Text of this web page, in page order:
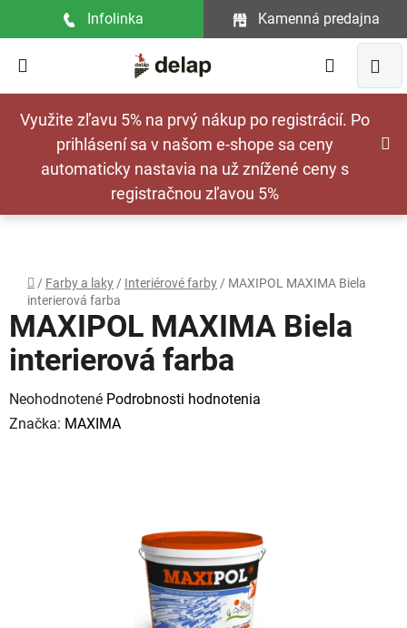
Využite zľavu 5% na prvý nákup po registrácií. Po
prihlásení sa v našom e-shope sa ceny
automaticky nastavia na už znížené ceny s
registračnou zľavou 5%
Infolinka Kamenná predajna
Hľadať
Domov
/ Farby a laky / Interiérové farby / MAXIPOL MAXIMA Biela
interierová farba
MAXIPOL MAXIMA Biela
interierová farba
Priemerné
hodnotenie
Neohodnotené Podrobnosti hodnotenia
Značka: MAXIMA